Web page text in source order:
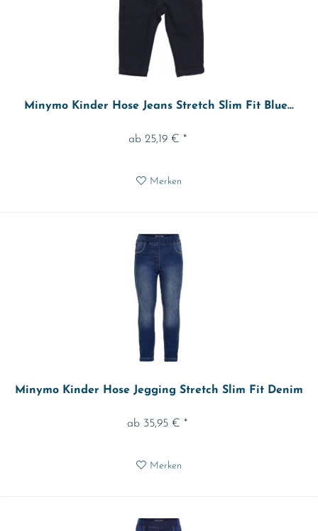
Minymo Kinder Hose Jeans Stretch Slim Fit Blue...
ab 25,19 € *
Merken
Minymo Kinder Hose Jegging Stretch Slim Fit Denim
ab 35,95 € *
Merken